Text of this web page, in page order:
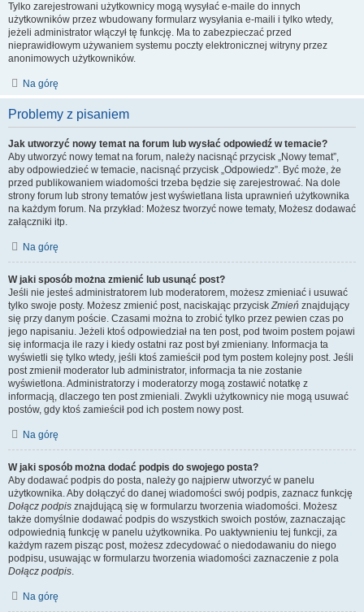
Tylko zarejestrowani użytkownicy mogą wysyłać e-maile do innych
użytkowników przez wbudowany formularz wysyłania e-maili i tylko wtedy,
jeżeli administrator włączył tę funkcję. Ma to zabezpieczać przed
nieprawidłowym używaniem systemu poczty elektronicznej witryny przez
anonimowych użytkowników.
Na górę
Problemy z pisaniem
Jak utworzyć nowy temat na forum lub wysłać odpowiedź w temacie?
Aby utworzyć nowy temat na forum, należy nacisnąć przycisk „Nowy temat”,
aby odpowiedzieć w temacie, nacisnąć przycisk „Odpowiedz”. Być może, że
przed publikowaniem wiadomości trzeba będzie się zarejestrować. Na dole
strony forum lub strony tematów jest wyświetlana lista uprawnień użytkownika
na każdym forum. Na przykład: Możesz tworzyć nowe tematy, Możesz dodawać
załączniki itp.
Na górę
W jaki sposób można zmienić lub usunąć post?
Jeśli nie jesteś administratorem lub moderatorem, możesz zmieniać i usuwać
tylko swoje posty. Możesz zmienić post, naciskając przyciskZmień znajdujący
się przy danym poście. Czasami można to zrobić tylko przez pewien czas po
jego napisaniu. Jeżeli ktoś odpowiedział na ten post, pod twoim postem pojawi
się informacja ile razy i kiedy ostatni raz post był zmieniany. Informacja ta
wyświetli się tylko wtedy, jeśli ktoś zamieścił pod tym postem kolejny post. Jeśli
post zmienił moderator lub administrator, informacja ta nie zostanie
wyświetlona. Administratorzy i moderatorzy mogą zostawić notatkę z
informacją, dlaczego ten post zmieniali. Zwykli użytkownicy nie mogą usuwać
postów, gdy ktoś zamieścił pod ich postem nowy post.
Na górę
W jaki sposób można dodać podpis do swojego posta?
Aby dodawać podpis do posta, należy go najpierw utworzyć w panelu
użytkownika. Aby dołączyć do danej wiadomości swój podpis, zaznacz funkcję
Dołącz podpis znajdującą się w formularzu tworzenia wiadomości. Możesz
także domyślnie dodawać podpis do wszystkich swoich postów, zaznaczając
odpowiednią funkcję w panelu użytkownika. Po uaktywnieniu tej funkcji, za
każdym razem pisząc post, możesz zdecydować o niedodawaniu do niego
podpisu, usuwając w formularzu tworzenia wiadomości zaznaczenie z pola
Dołącz podpis.
Na górę